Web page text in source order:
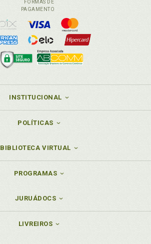
FORMAS DE
PAGAMENTO
INSTITUCIONAL
POLÍTICAS
BIBLIOTECA VIRTUAL
PROGRAMAS
JURUÁDOCS
LIVREIROS